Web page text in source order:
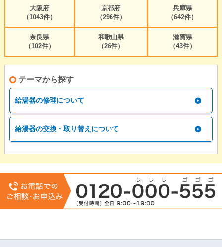
大阪府
（1043件）
京都府
（296件）
兵庫県
（642件）
奈良県
（102件）
和歌山県
（26件）
滋賀県
（43件）
テーマから探す
給湯器の修理について
給湯器の交換・取り替えについて